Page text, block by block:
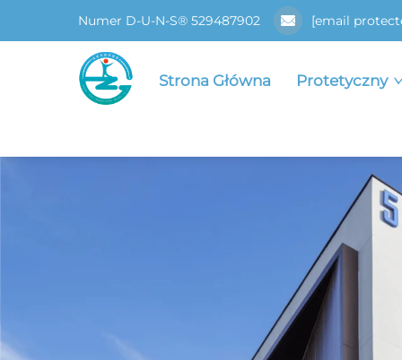
Numer D-U-N-S® 529487902 [email
Strona Główna Protetyczny